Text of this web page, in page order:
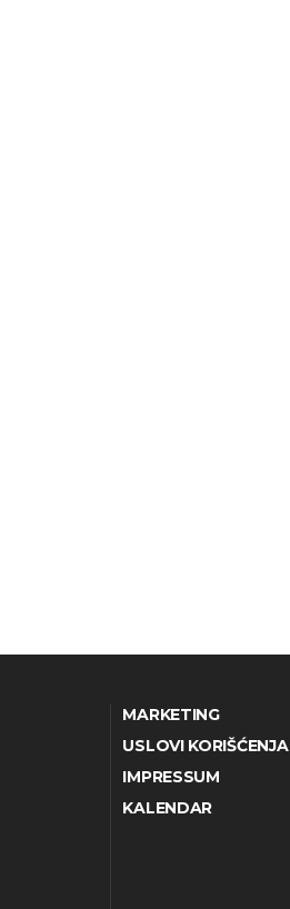
MARKETING
USLOVI KORIŠĆENJA
IMPRESSUM
KALENDAR